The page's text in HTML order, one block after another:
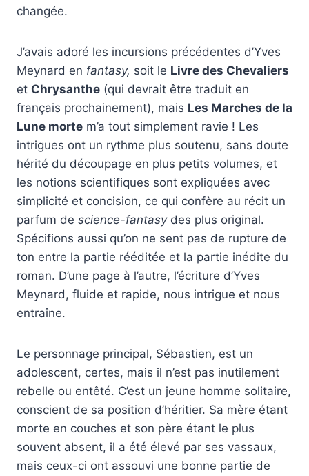
changée.
J’avais adoré les incursions précédentes d’Yves
Meynard en fantasy, soit le Livre des Chevaliers
et Chrysanthe (qui devrait être traduit en
français prochainement), mais Les Marches de la
Lune morte m’a tout simplement ravie ! Les
intrigues ont un rythme plus soutenu, sans doute
hérité du découpage en plus petits volumes, et
les notions scientifiques sont expliquées avec
simplicité et concision, ce qui confère au récit un
parfum de science-fantasydes plus original.
Spécifions aussi qu’on ne sent pas de rupture de
ton entre la partie rééditée et la partie inédite du
roman. D’une page à l’autre, l’écriture d’Yves
Meynard, fluide et rapide, nous intrigue et nous
entraîne.
Le personnage principal, Sébastien, est un
adolescent, certes, mais il n’est pas inutilement
rebelle ou entêté. C’est un jeune homme solitaire,
conscient de sa position d’héritier. Sa mère étant
morte en couches et son père étant le plus
souvent absent, il a été élevé par ses vassaux,
mais ceux-ci ont assouvi une bonne partie de